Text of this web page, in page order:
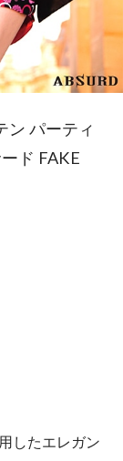
ン パーティ
ド FAKE
したエレガン